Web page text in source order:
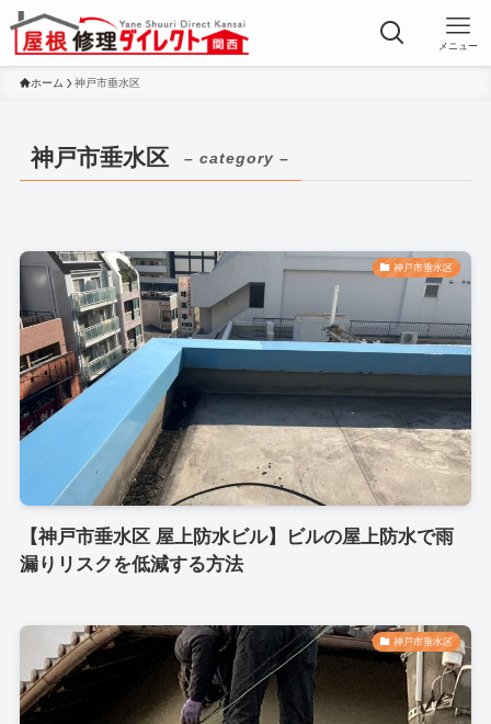
メニュー
ホーム 神戸市垂水区
神戸市垂水区 – category –
神戸市垂水区
【神戸市垂水区 屋上防水ビル】ビルの屋上防水で雨
漏りリスクを低減する方法
神戸市垂水区